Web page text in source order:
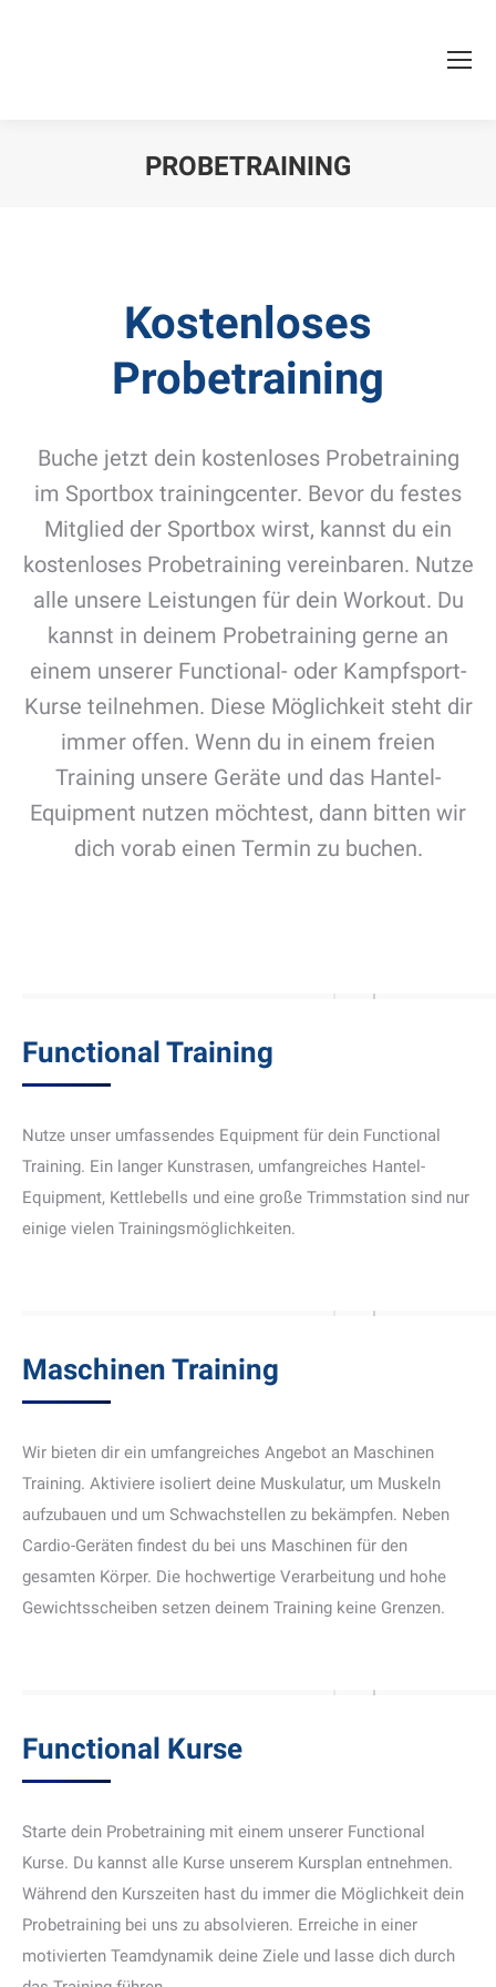
PROBETRAINING
Kostenloses
Probetraining
Buche jetzt dein kostenloses Probetraining
im Sportbox trainingcenter. Bevor du festes
Mitglied der Sportbox wirst, kannst du ein
kostenloses Probetraining vereinbaren. Nutze
alle unsere Leistungen für dein Workout. Du
kannst in deinem Probetraining gerne an
einem unserer Functional- oder Kampfsport-
Kurse teilnehmen. Diese Möglichkeit steht dir
immer offen. Wenn du in einem freien
Training unsere Geräte und das Hantel-
Equipment nutzen möchtest, dann bitten wir
dich vorab einen Termin zu buchen.
Functional Training
Nutze unser umfassendes Equipment für dein Functional
Training. Ein langer Kunstrasen, umfangreiches Hantel-
Equipment, Kettlebells und eine große Trimmstation sind nur
einige vielen Trainingsmöglichkeiten.
Maschinen Training
Wir bieten dir ein umfangreiches Angebot an Maschinen
Training. Aktiviere isoliert deine Muskulatur, um Muskeln
aufzubauen und um Schwachstellen zu bekämpfen. Neben
Cardio-Geräten findest du bei uns Maschinen für den
gesamten Körper. Die hochwertige Verarbeitung und hohe
Gewichtsscheiben setzen deinem Training keine Grenzen.
Functional Kurse
Starte dein Probetraining mit einem unserer Functional
Kurse. Du kannst alle Kurse unserem Kursplan entnehmen.
Während den Kurszeiten hast du immer die Möglichkeit dein
Probetraining bei uns zu absolvieren. Erreiche in einer
motivierten Teamdynamik deine Ziele und lasse dich durch